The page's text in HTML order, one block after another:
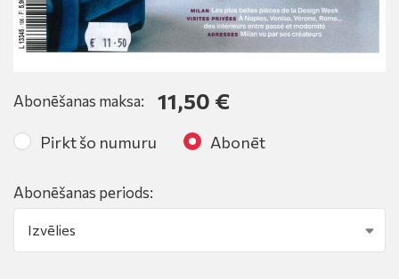
Abonēšanas maksa: 11,50 €
Pirkt šo numuru Abonēt
Abonēšanas periods: